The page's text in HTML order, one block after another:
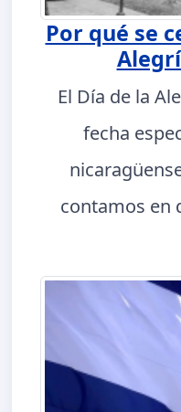
Por qué se
El Día de la
fecha
contamos en